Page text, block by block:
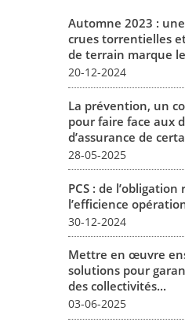
Automne 2023 :
crues torrentielles
de terrain marque
20-12-2024
La prévention, un
pour faire face aux
d’assurance de
28-05-2025
PCS : de
l’efficience
30-12-2024
Mettre en œuvre
solutions pour
des collectivités...
03-06-2025